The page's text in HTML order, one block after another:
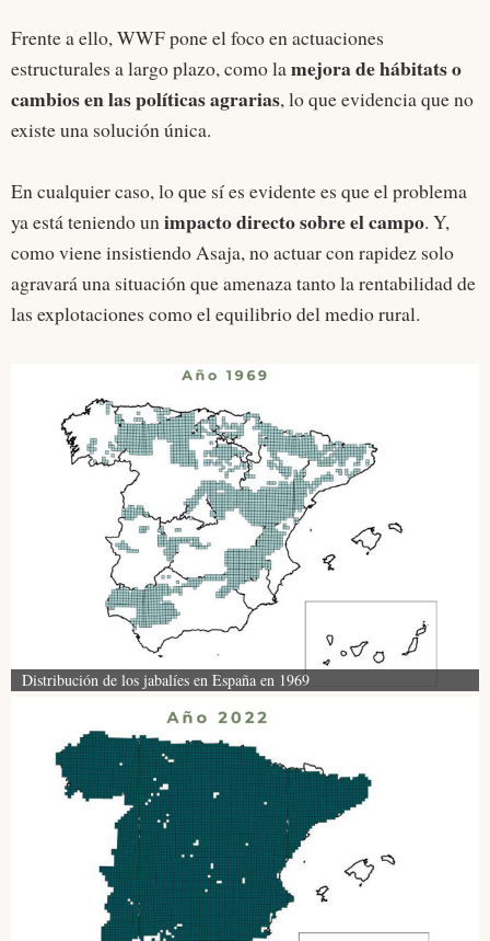
Frente a ello, WWF pone el foco en actuaciones
estructurales a largo plazo, como lamejora de hábitats o
cambios en las políticas agrarias, lo que evidencia que no
existe una solución única.
En cualquier caso, lo que sí es evidente es que el problema
ya está teniendo unimpacto directo sobre el campo. Y,
como viene insistiendo Asaja, no actuar con rapidez solo
agravará una situación que amenaza tanto la rentabilidad de
las explotaciones como el equilibrio del medio rural.
Distribución de los jabalíes en España en 1969